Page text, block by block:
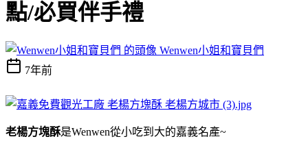
點/必買伴手禮
Wenwen小姐和寶貝們
7年前
老楊方塊酥是Wenwen從小吃到大的嘉義名產~